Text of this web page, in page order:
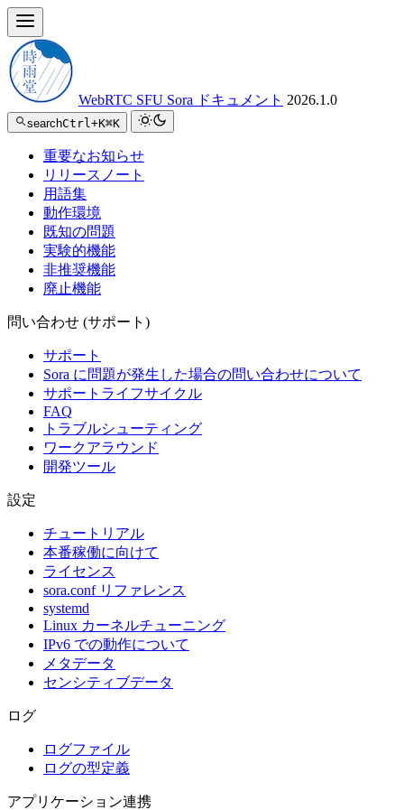
WebRTC SFU Sora ドキュメント 2026.1.0
searchCtrl+K⌘K
重要なお知らせ
リリースノート
用語集
動作環境
既知の問題
実験的機能
非推奨機能
廃止機能
問い合わせ (サポート)
サポート
Sora に問題が発生した場合の問い合わせについて
サポートライフサイクル
FAQ
トラブルシューティング
ワークアラウンド
開発ツール
設定
チュートリアル
本番稼働に向けて
ライセンス
sora.conf リファレンス
systemd
Linux カーネルチューニング
IPv6 での動作について
メタデータ
センシティブデータ
ログ
ログファイル
ログの型定義
アプリケーション連携